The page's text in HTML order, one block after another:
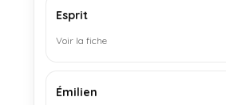
Esprit
Voir la fiche
Émilien